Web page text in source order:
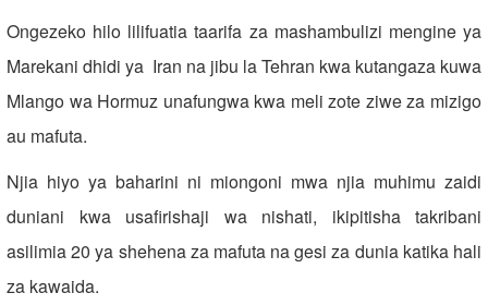
Ongezeko hilo lilifuatia taarifa za mashambulizi mengine ya
Marekani dhidi ya Iran na jibu la Tehran kwa kutangaza kuwa
Mlango wa Hormuz unafungwa kwa meli zote ziwe za mizigo
au mafuta.
Njia hiyo ya baharini ni miongoni mwa njia muhimu zaidi
duniani kwa usafirishaji wa nishati, ikipitisha takribani
asilimia 20 ya shehena za mafuta na gesi za dunia katika hali
za kawaida.